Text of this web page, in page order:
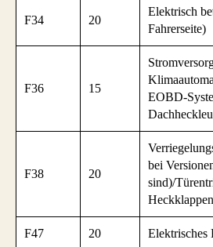
F34 20
Elektrisch
Fahrerseite)
F36 15
EOBD-
F38 20
bei
sind)/
F47 20 Elektrisches